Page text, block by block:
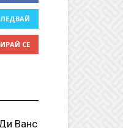
СЕ
Ванс